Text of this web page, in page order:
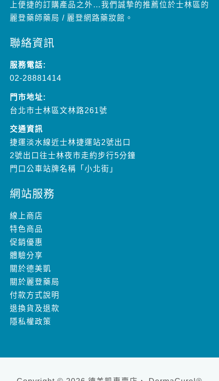
上便捷的訂購產品之外…我們誠摯的推薦位於士林區的
麗登藥師藥局 / 麗登網路藥妝館。
聯絡資訊
服務電話:
02-28881414
門市地址:
台北市士林區文林路261號
交通資訊
捷運淡水線近士林捷運站2號出口
2號出口往士林夜市走約步行5分鐘
門口公車站牌名稱「小北街」
網站服務
線上商店
特色商品
促銷優惠
體驗分享
關於德美凱
關於麗登藥局
付款方式說明
退換貨及退款
隱私權政策